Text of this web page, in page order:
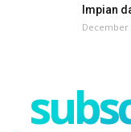
Impian
December